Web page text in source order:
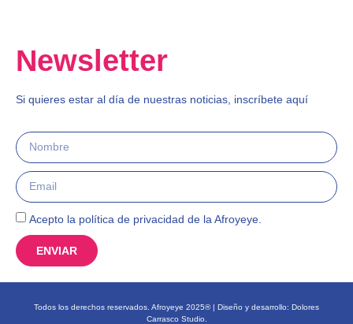
Newsletter
Si quieres estar al día de nuestras noticias, inscríbete aquí
Acepto la política de privacidad de la Afroyeye.
ENVIAR
Todos los derechos reservados. Afroyeye 2025® | Diseño y desarrollo: Dolores
Carrasco Studio.